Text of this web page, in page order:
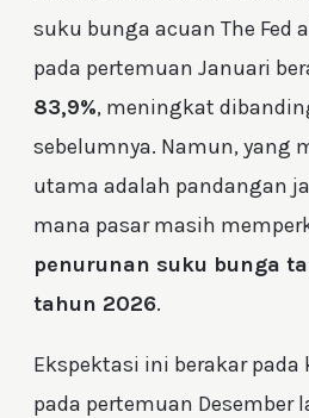
suku bunga acuan The Fed
pada pertemuan Januari
83,9%, meningkat
sebelumnya. Namun, yang
utama adalah pandangan
mana pasar masih
penurunan suku bunga
tahun 2026.
Ekspektasi ini berakar pada
pada pertemuan Desember